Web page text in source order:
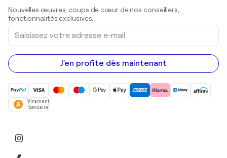
Peintures acryliques
Nouvelles œuvres, coups de cœur de nos conseillers,
fonctionnalités exclusives.
Saisissez
votre
adresse
e-
mail
J'en profite dès maintenant
Virement
bancaire